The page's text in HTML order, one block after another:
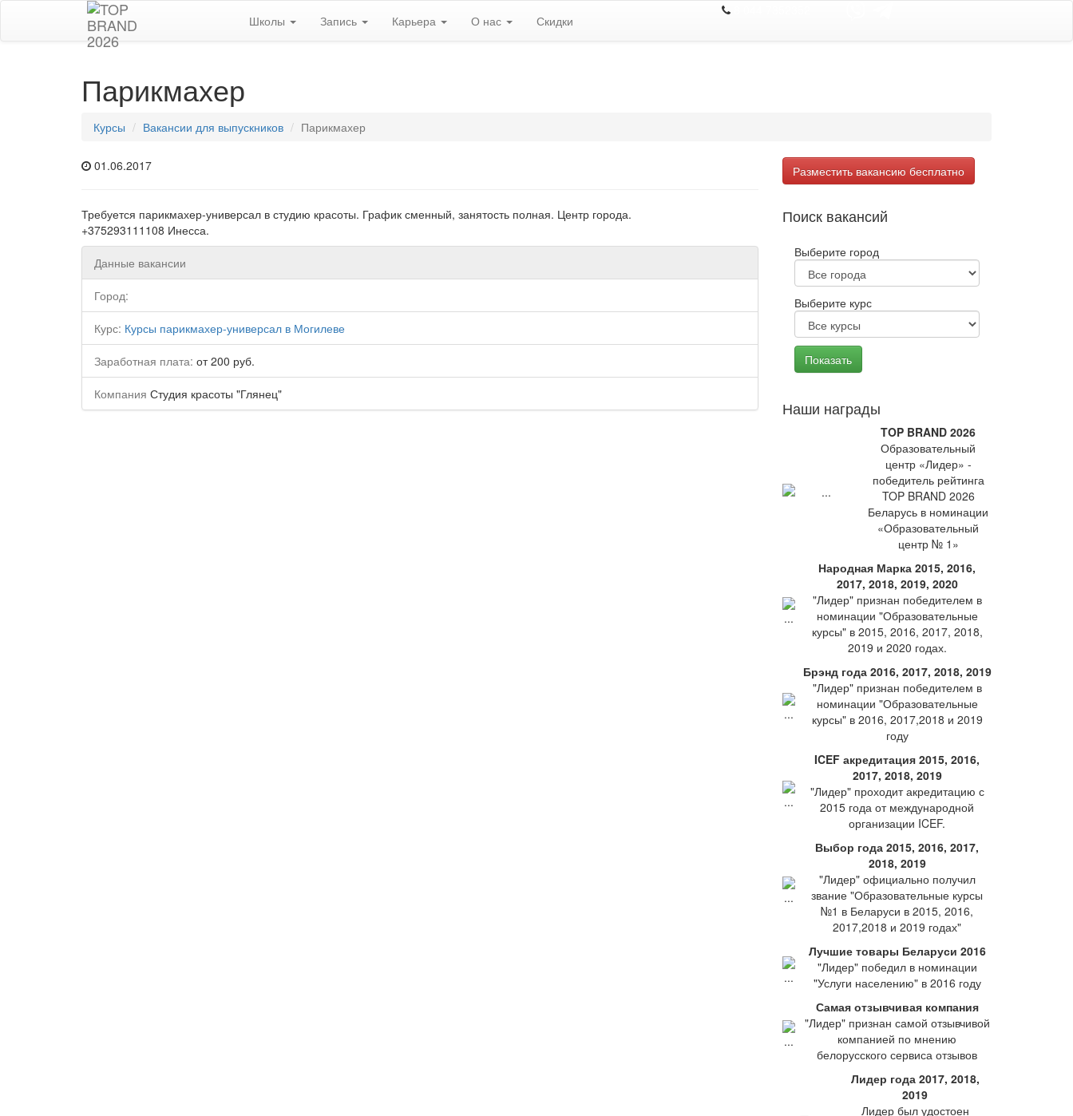
Школы Запись Карьера О нас Скидки
Парикмахер
Курсы Вакансии для выпускников Парикмахер
01.06.2017
Требуется парикмахер-универсал в студию красоты. График сменный, занятость полная. Центр города.
+375293111108 Инесса.
Данные вакансии
Город:
Курс: Курсы парикмахер-универсал в Могилеве
Заработная плата: от 200 руб.
Компания Студия красоты "Глянец"
Разместить вакансию бесплатно
Поиск вакансий
Выберите город
Выберите курс
Наши награды
TOP BRAND 2026
Образовательный
центр «Лидер» -
победитель рейтинга
TOP BRAND 2026
Беларусь в номинации
«Образовательный
центр № 1»
Народная Марка 2015, 2016,
2017, 2018, 2019, 2020
"Лидер" признан победителем в
номинации "Образовательные
курсы" в 2015, 2016, 2017, 2018,
2019 и 2020 годах.
Брэнд года 2016, 2017, 2018, 2019
"Лидер" признан победителем в
номинации "Образовательные
курсы" в 2016, 2017,2018 и 2019
году
ICEF акредитация 2015, 2016,
2017, 2018, 2019
"Лидер" проходит акредитацию с
2015 года от международной
организации ICEF.
Выбор года 2015, 2016, 2017,
2018, 2019
"Лидер" официально получил
звание "Образовательные курсы
№1 в Беларуси в 2015, 2016,
2017,2018 и 2019 годах"
Лучшие товары Беларуси 2016
"Лидер" победил в номинации
"Услуги населению" в 2016 году
Самая отзывчивая компания
"Лидер" признан самой отзывчивой
компанией по мнению
белорусского сервиса отзывов
Лидер года 2017, 2018,
2019
Лидер был удостоен